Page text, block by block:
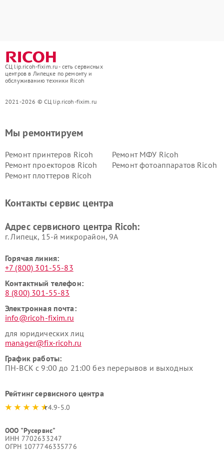
СЦ lip.ricoh-fixim.ru - сеть сервисных
центров в Липецке по ремонту и
обслуживанию техники Ricoh
2021-2026 © СЦ lip.ricoh-fixim.ru
Мы ремонтируем
Ремонт принтеров Ricoh
Ремонт МФУ Ricoh
Ремонт проекторов Ricoh
Ремонт фотоаппаратов Ricoh
Ремонт плоттеров Ricoh
Контакты сервис центра
Адрес сервисного центра Ricoh:
г. Липецк, 15-й микрорайон, 9А
Горячая линия:
+7 (800) 301-55-83
Контактный телефон:
8 (800) 301-55-83
Электронная почта:
info@ricoh-fixim.ru
для юридических лиц
manager@fix-ricoh.ru
График работы:
ПН-ВСК с 9:00 до 21:00 без перерывов и выходных
Рейтинг сервисного центра
4.9-5.0
ООО "Русервис"
ИНН 7702633247
ОГРН 1077746335776